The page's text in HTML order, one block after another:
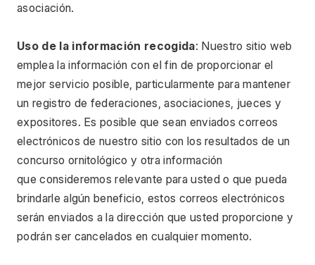
asociación.
Uso de la información recogida: Nuestro sitio web
emplea la información con el fin de proporcionar el
mejor servicio posible, particularmente para mantener
un registro de federaciones, asociaciones, jueces y
expositores. Es posible que sean enviados correos
electrónicos de nuestro sitio con los resultados de un
concurso ornitológico y otra información
que consideremos relevante para usted o que pueda
brindarle algún beneficio, estos correos electrónicos
serán enviados a la dirección que usted proporcione y
podrán ser cancelados en cualquier momento.